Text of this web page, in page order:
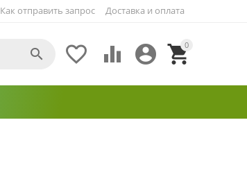
Как отправить запрос Доставка и оплата
0


 
